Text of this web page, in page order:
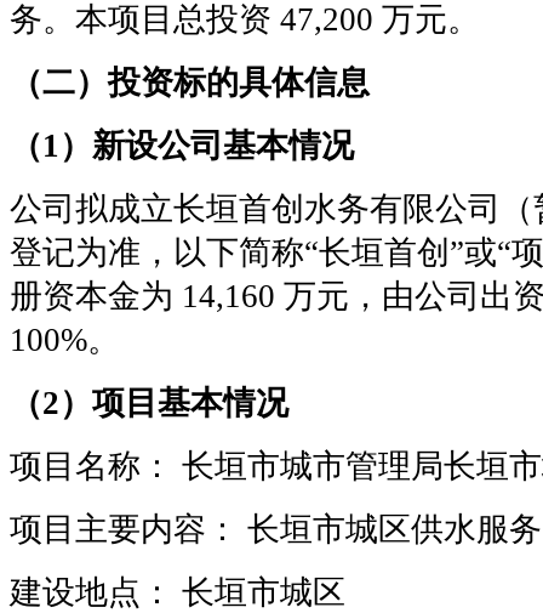
务。本项目总投资 47,200 万元。
（二）投资标的具体信息
（1）新设公司基本情况
公司拟成立长垣首创水务有限公司
登记为准，以下简称“长垣首创”或“
册资本金为 14,160 万元，由公司出
100%。
（2）项目基本情况
项目名称： 长垣市城市管理局长垣
项目主要内容： 长垣市城区供水服务
建设地点： 长垣市城区